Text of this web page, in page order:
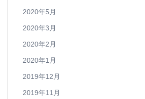
2020年5月
2020年3月
2020年2月
2020年1月
2019年12月
2019年11月